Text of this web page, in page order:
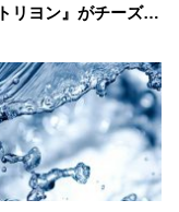
リヨン』がチーズケ